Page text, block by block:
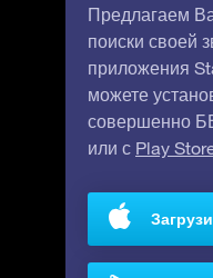
Предлагаем
поиски своей
приложения
можете
совершенно
или с Play